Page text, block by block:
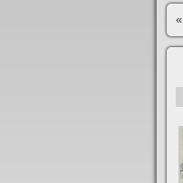
«